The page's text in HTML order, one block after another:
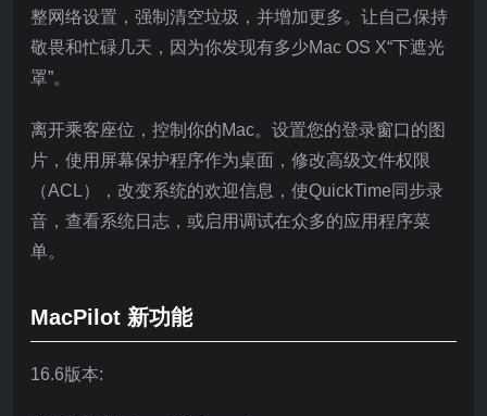
整网络设置，强制清空垃圾，并增加更多。让自己保持
敬畏和忙碌几天，因为你发现有多少Mac OS X“下遮光
罩”。
离开乘客座位，控制你的Mac。设置您的登录窗口的图
片，使用屏幕保护程序作为桌面，修改高级文件权限
（ACL），改变系统的欢迎信息，使QuickTime同步录
音，查看系统日志，或启用调试在众多的应用程序菜
单。
MacPilot 新功能
16.6版本: